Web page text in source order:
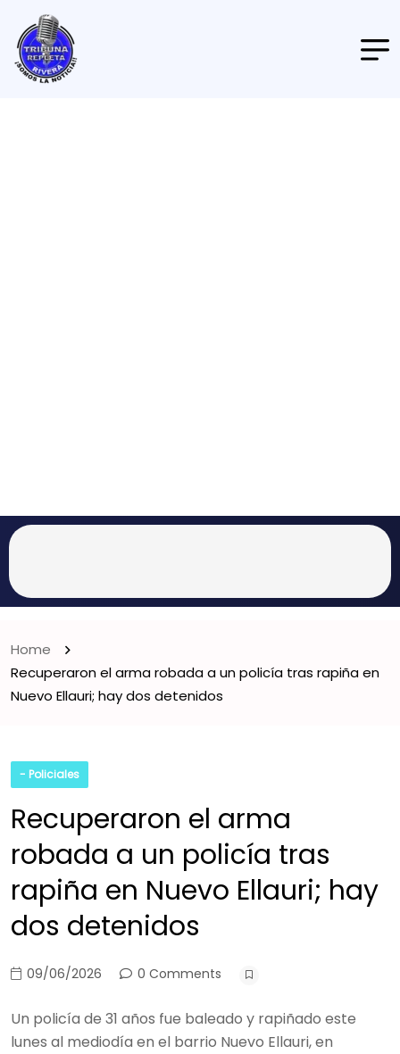
Home
Recuperaron el arma robada a un policía tras rapiña en
Nuevo Ellauri; hay dos detenidos
- Policiales
Recuperaron el arma
robada a un policía tras
rapiña en Nuevo Ellauri; hay
dos detenidos
09/06/2026 0 Comments
Un policía de 31 años fue baleado y rapiñado este
lunes al mediodía en el barrio Nuevo Ellauri, en